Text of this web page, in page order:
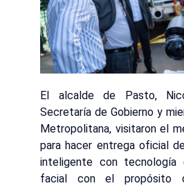
El alcalde de Pasto,
Secretaría de Gobierno y
Metropolitana, visitaron el
para hacer entrega oficial
inteligente con tecnología
facial con el propósito